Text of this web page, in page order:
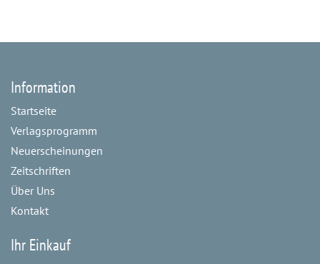
Information
Startseite
Verlagsprogramm
Neuerscheinungen
Zeitschriften
Über Uns
Kontakt
Ihr Einkauf